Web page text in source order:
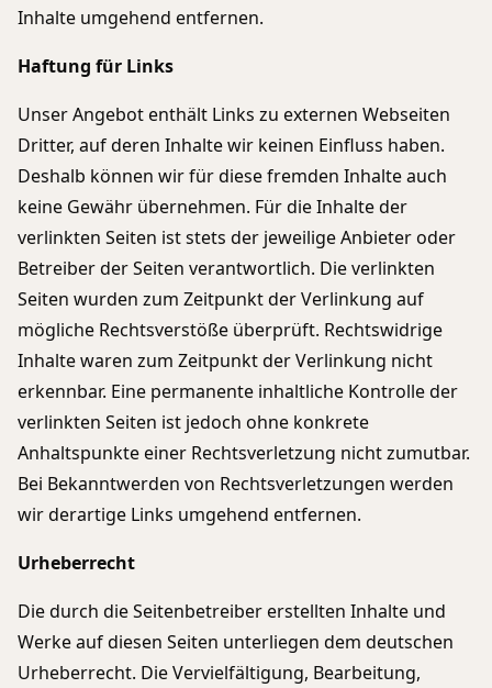
Inhalte umgehend entfernen.
Haftung für Links
Unser Angebot enthält Links zu externen Webseiten
Dritter, auf deren Inhalte wir keinen Einfluss haben.
Deshalb können wir für diese fremden Inhalte auch
keine Gewähr übernehmen. Für die Inhalte der
verlinkten Seiten ist stets der jeweilige Anbieter oder
Betreiber der Seiten verantwortlich. Die verlinkten
Seiten wurden zum Zeitpunkt der Verlinkung auf
mögliche Rechtsverstöße überprüft. Rechtswidrige
Inhalte waren zum Zeitpunkt der Verlinkung nicht
erkennbar. Eine permanente inhaltliche Kontrolle der
verlinkten Seiten ist jedoch ohne konkrete
Anhaltspunkte einer Rechtsverletzung nicht zumutbar.
Bei Bekanntwerden von Rechtsverletzungen werden
wir derartige Links umgehend entfernen.
Urheberrecht
Die durch die Seitenbetreiber erstellten Inhalte und
Werke auf diesen Seiten unterliegen dem deutschen
Urheberrecht. Die Vervielfältigung, Bearbeitung,